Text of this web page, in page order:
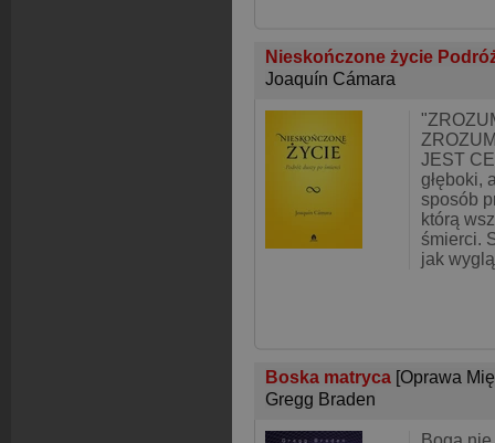
Nieskończone życie
Joaquín Cámara
JEST
głęboki,
sposób
którą
śmierci.
jak
Boska matryca [Oprawa
Gregg Braden